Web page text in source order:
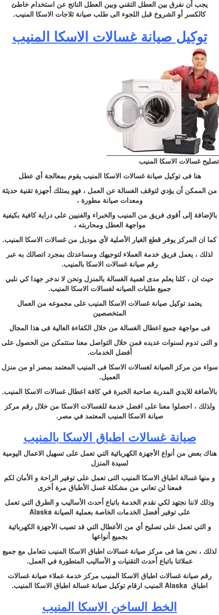
يجب أن نفرق بين العطل التقني وبين العطل الناتج عن استخدام خاطئ
كالكسر أو الشروخ قبل اللجوء الى طلب صيانة ثلاجات الاسكا المنيب.
توكيل صيانة غسالات الاسكا المنيب
تصليح غسالات الاسكا المنيب
هنا فى توكيل صيانة غسالات الاسكا المنيب يقوم بمعالجة أي عطل
من الممكن أن يؤدي لتوقف الغسالة عن العمل ، فهو يمتلك أجهزة تقنية حديثة
ومعدات صيانة مطورة ،
بالإضافة إلى أقوى فريق من المنيب والخبراء والفنيين على دراية كافية بكيفية
مواجهة العطل ومحاربته ،
كما ان المركز يوفر قطع الغيار الأصلية لأي موديل من غسالات الاسكا المنيب.
لذلك ، يعمل فريق خدمة العملاء لتوجيهك ومساعدتك بمجرد اتصالك به عبر
رقم صيانة غسالات الاسكا بالمنيب.
حيث ان ، كلنا يعلم مدى اهمية الغسالة بالمنزل ونحن لا ندخر جهدا كي نلبي
جميع طلبات الصيانه لغسالات الاسكا المنيب.
يعتمد توكيل صيانة غسالات الاسكا المنيب على مجموعه من العمال
المتخصصين
فى مواجهة جميع اعطال الغسالة من خلال الكفاءة العالية فى هذا المجال
و التى تدوم لسنوات عديده فمن خلال التواصل معنا ستتمكن من الحصول على
أفضل الخدمات.
سواء من مركز الصيانة لغسالات الاسكا فى المنيب المعتمد بمصر او من منزل
العميل.
بالأضافة للايدي المدربة صاحبة الخبرة في كافة اعطال غسالات الاسكا المنيب.
ولذلك ، احصلوا معنا على افضل خدمة للغسالات الاسكا من خلال رقم مركز
صيانة الاسكا المنيب المعتمد في مصر.
صيانة غسالات اطباق الاسكا بالمنيب
هناك بعض من أنواع الأجهزة الكهربائية التي تعمل على تسهيل الاعمال اليومية
لسيدة المنزل
و منها غسالة اطباق الاسكا المنيب التى تعمل على توفير الراحة و الأمان لكم
فمعنا لن تعاني من مشكلة غسل الأطباق مرة أخرى
وذلك لاننا نجتهد لكي نقدم الخدمة باتباع أحدث الأساليب و الطرق التي تعمل
على توفير أفضل الخدمات الخاصة بعملية الصيانة Alaska
و التي تعمل على تصليح أي من الأعطال التي قد تصيب الأجهزة الكهربائية
بجميع أنواعها
لذلك ، نحن هنا فى مركز صيانة غسالات اطباق الاسكا المنيب نتعامل مع جميع
عملائنا باتباع أحدث التقنيات و الأساليب المتطورة في العمل.
رقم صيانة غسالات اطباق الاسكا المنيب مركز خدمة عملاء صيانة غسالات
اطباق Alaska المنيب ارقام توكيل صيانة غسالة اطباق الاسكا المنيب.
الخط الساخن الاسكا المنيب